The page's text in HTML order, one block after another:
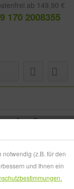
ab 149,90 €
170 2008355
+
(z.B. für den
und Ihnen ein